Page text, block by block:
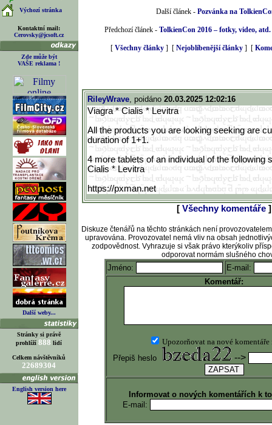
Výchozí stránka
Kontaktní mail:
Cerovsky@jcsoft.cz
Zde může být
VAŠE reklama !
Další weby...
Stránky si právě
prohlíží 888 lidí
Celkem návštěvníků
22689304
English version here
Další článek - Pozvánka na
Předchozí článek - TolkienCon 2016 – fotky, video,
[Všechny články ] [Nejoblíbenější články ] [
RileyWrave, poidáno 20.03.2025 12:02:16
Viagra * Cialis * Levitra
All the products you are looking seeking are
duration of 1+1.
4 more tablets of an individual of the following
Cialis * Levitra
https://pxman.net
[ Všechny komentáře ]
Diskuze čtenářů na těchto stránkách není
upravována. Provozovatel nemá vliv na obsah
zodpovědnost. Vyhrazuje si však právo kterýkoliv
odporovat normám slušného
Jméno:
E-mail:
Komentář:
Upozorňovat na nové komentáře
Přepiš heslo
-->
Informovat o nových komentářích k
E-mail: